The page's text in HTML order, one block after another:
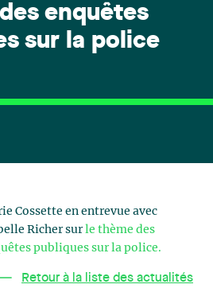
enquêtes
sur la police
Cossette en entrevue avec
Richer surle thème des
publiques sur la police.
Retour à la liste des actualités